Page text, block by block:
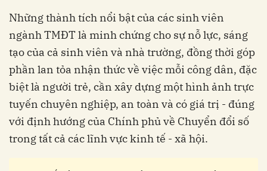
Những thành tích nổi bật của các sinh viên
ngành TMĐT là minh chứng cho sự nỗ lực, sáng
tạo của cả sinh viên và nhà trường, đồng thời góp
phần lan tỏa nhận thức về việc mỗi công dân, đặc
biệt là người trẻ, cần xây dựng một hình ảnh trực
tuyến chuyên nghiệp, an toàn và có giá trị - đúng
với định hướng của Chính phủ về Chuyển đổi số
trong tất cả các lĩnh vực kinh tế - xã hội.